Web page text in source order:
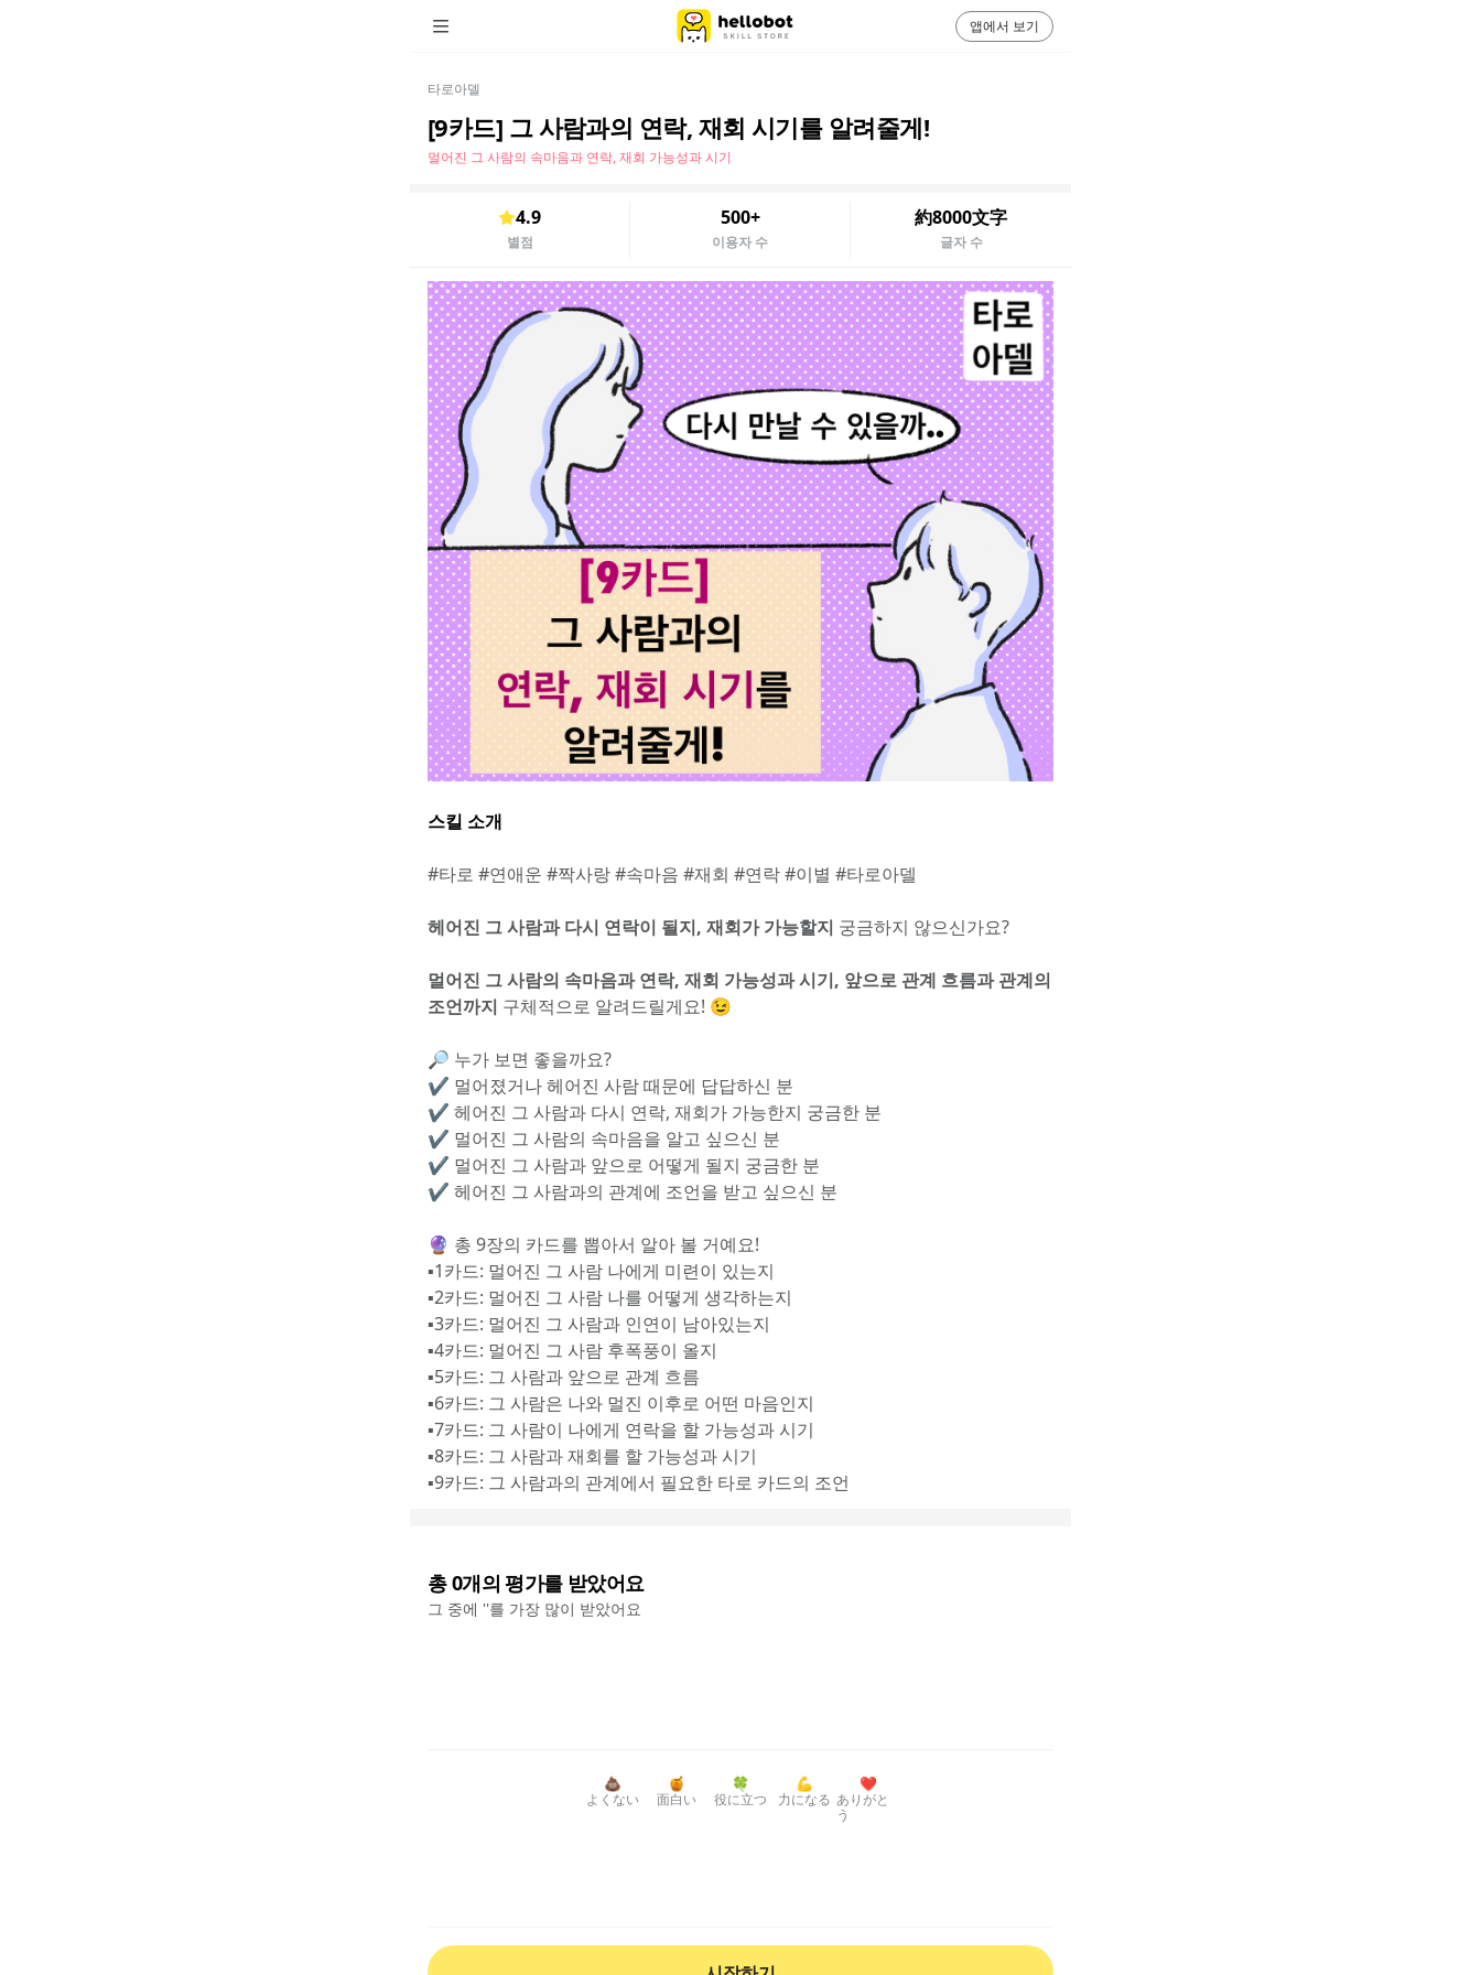
타로아델
[9카드] 그 사람과의 연락, 재회 시기를 알려줄게!
멀어진 그 사람의 속마음과 연락, 재회 가능성과 시기
4.9
별점
500+
이용자 수
約8000文字
글자 수
스킬 소개
#타로 #연애운 #짝사랑 #속마음 #재회 #연락 #이별 #타로아델
헤어진 그 사람과 다시 연락이 될지, 재회가 가능할지 궁금하지 않으신가요?
멀어진 그 사람의 속마음과 연락, 재회 가능성과 시기, 앞으로 관계 흐름과 관계의
조언까지 구체적으로 알려드릴게요! 😉
🔎 누가 보면 좋을까요?
✔️ 멀어졌거나 헤어진 사람 때문에 답답하신 분
✔️ 헤어진 그 사람과 다시 연락, 재회가 가능한지 궁금한 분
✔️ 멀어진 그 사람의 속마음을 알고 싶으신 분
✔️ 멀어진 그 사람과 앞으로 어떻게 될지 궁금한 분
✔️ 헤어진 그 사람과의 관계에 조언을 받고 싶으신 분
🔮 총 9장의 카드를 뽑아서 알아 볼 거예요!
▪️1카드: 멀어진 그 사람 나에게 미련이 있는지
▪️2카드: 멀어진 그 사람 나를 어떻게 생각하는지
▪️3카드: 멀어진 그 사람과 인연이 남아있는지
▪️4카드: 멀어진 그 사람 후폭풍이 올지
▪️5카드: 그 사람과 앞으로 관계 흐름
▪️6카드: 그 사람은 나와 멀진 이후로 어떤 마음인지
▪️7카드: 그 사람이 나에게 연락을 할 가능성과 시기
▪️8카드: 그 사람과 재회를 할 가능성과 시기
▪️9카드: 그 사람과의 관계에서 필요한 타로 카드의 조언
총0개의 평가를 받았어요
그 중에 ''를 가장 많이 받았어요
💩
よくない
🍯
面白い
🍀
役に立つ
💪
力になる
❤️
ありがと
う
앱에서 보기